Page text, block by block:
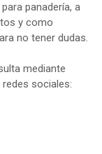
panadería, a
y como
no tener dudas.
mediante
sociales: